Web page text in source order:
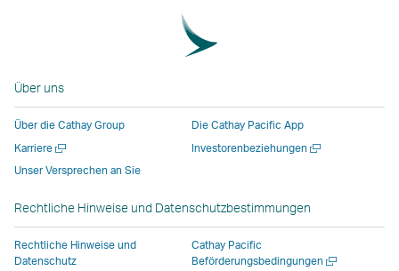
–
der
in
einem
neuen
das
von
externen
wird
neuen
Fenster
geöffnet,
externen
Anbietern
betrieben
neuen
Fenster
geöffnet,
externen
Anbietern
betrieben
Fenster
geöffnet,
das
Anbietern
wird,
Über uns
Über die Cathay Group
Die Cathay Pacific App
KarriereNeues
öffnen
Investorenbeziehungen Neues
Unser Versprechen an Sie
Rechtliche Hinweise und Datenschutzbestimmungen
Rechtliche Hinweise und
Datenschutz
Cathay Pacific
Beförderungsbedingungen Neues